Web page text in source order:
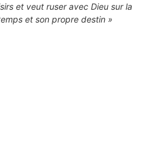
et veut ruser avec Dieu sur la
et son propre destin »